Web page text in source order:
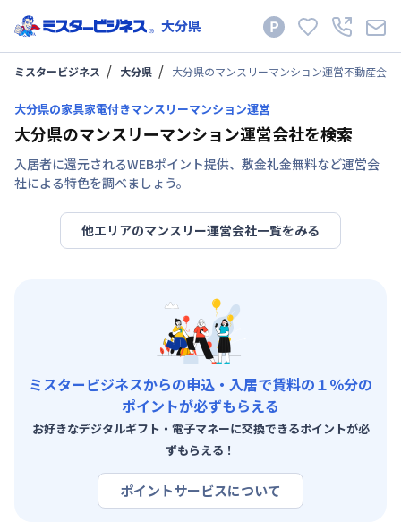
大分県
ミスタービジネス 大分県 大分県のマンスリーマンション運営不動産会社
大分県の家具家電付きマンスリーマンション運営
大分県のマンスリーマンション運営会社を検索
入居者に還元されるWEBポイント提供、敷金礼金無料など運営会
社による特色を調べましょう。
他エリアのマンスリー運営会社一覧をみる
ミスタービジネスからの申込・入居で賃料の１％分の
ポイントが必ずもらえる
お好きなデジタルギフト・電子マネーに交換できるポイントが必
ずもらえる！
ポイントサービスについて